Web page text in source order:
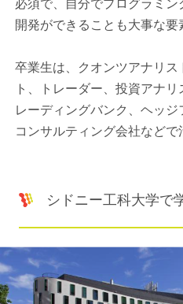
必須で、自分でプログラミ
開発ができることも大事な要
卒業生は、クオンツアナリス
ト、トレーダー、投資アナ
レーディングバンク、ヘッジ
コンサルティング会社などで
シドニー工科大学で